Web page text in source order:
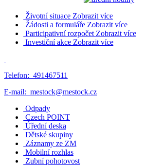
Životní situace Zobrazit více
Žádosti a formuláře Zobrazit více
Participativní rozpočet Zobrazit více
Investiční akce Zobrazit více
Telefon: 491467511
E-mail: mestock@mestock.cz
Odpady
Czech POINT
Úřední deska
Dětské skupiny
Záznamy ze ZM
Mobilní rozhlas
Zubní pohotovost